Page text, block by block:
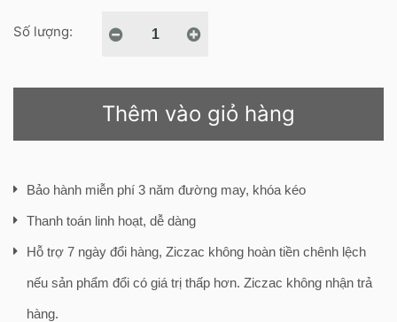
Số lượng:
Thêm vào giỏ hàng
Bảo hành miễn phí 3 năm đường may, khóa kéo
Thanh toán linh hoạt, dễ dàng
Hỗ trợ 7 ngày đổi hàng, Ziczac không hoàn tiền chênh lệch
nếu sản phẩm đổi có giá trị thấp hơn. Ziczac không nhận trả
hàng.